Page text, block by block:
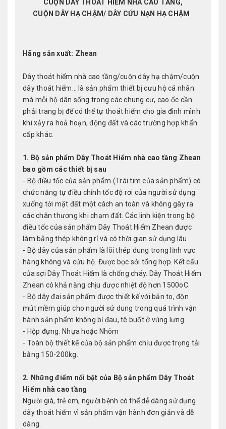
CUỘN DÂY THOÁT HIỂM NHÀ CAO TẦNG,
CUỘN DÂY HẠ CHẬM/ DÂY CỨU NẠN HẠ CHẬM
Hãng sản xuất: Zhean
Dây thoát hiểm nhà cao tầng/cuộn dây hạ chậm/cuộn
dây thoát hiểm… là sản phẩm thiết bị cưu hộ cá nhân
mà mỗi hộ dân sống trong các chung cư, cao ốc cần
phải trang bị để có thể tự thoát hiểm cho gia đình mình
khi xảy ra hoả hoạn, động đất và các trường hợp khẩn
cấp khác.
1. Bộ sản phẩm Dây Thoát Hiểm nhà cao tầng Zhean
bao gồm các thiết bị sau
- Bộ điều tốc của sản phẩm (Trái tim của sản phẩm) có
chức năng tự điều chỉnh tốc độ rơi của người sử dụng
xuống tới mặt đất một cách an toàn và không gây ra
các chân thương khi chạm đất. Các linh kiện trong bộ
điều tốc của sản phẩm Dây Thoát Hiểm Zhean được
làm bằng thép không rỉ và có thời gian sử dụng lâu.
- Bộ dây của sản phẩm là lõi thép dung trong lĩnh vực
hàng không và cứu hộ. Được bọc sởi tổng hợp. Kết cấu
của sợi Dây Thoát Hiểm là chống cháy. Dây Thoát Hiểm
Zhean có khả năng chịu được nhiệt độ hơn 1500oC.
- Bộ dây đai sản phẩm được thiết kế với bản to, độn
mút mềm giúp cho người sử dung trong quá trình vận
hành sản phẩm không bị đau, tê buốt ở vùng lưng.
- Hộp đựng: Nhựa hoặc Nhôm
- Toàn bộ thiết kế của bộ sản phẩm chịu được trọng tải
bằng 150-200kg.
2. Những điểm nổi bật của Bộ sản phẩm Dây Thoát
Hiểm nhà cao tầng
Người già, trẻ em, người bệnh có thể dễ dàng sử dụng
dây thoát hiểm vì sản phẩm vận hành đơn giản và dễ
dàng.